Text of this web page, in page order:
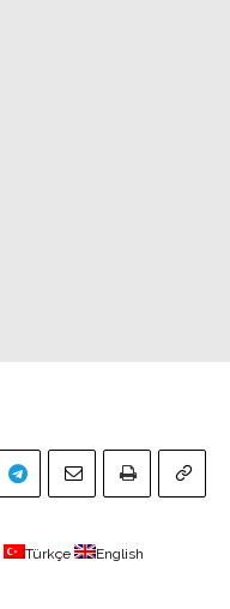
Türkçe English